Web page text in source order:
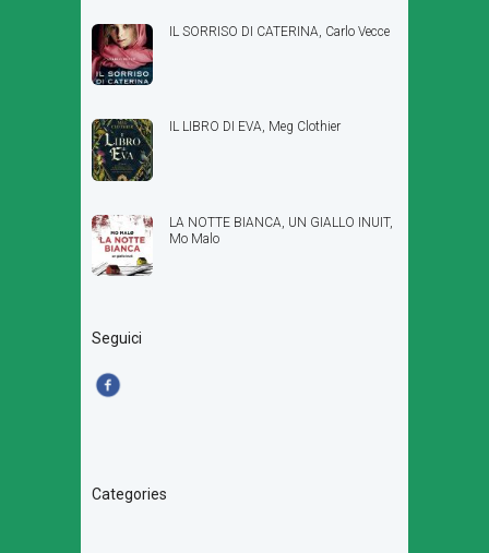
IL SORRISO DI CATERINA, Carlo Vecce
IL LIBRO DI EVA, Meg Clothier
LA NOTTE BIANCA, UN GIALLO INUIT,
Mo Malo
Seguici
Categories